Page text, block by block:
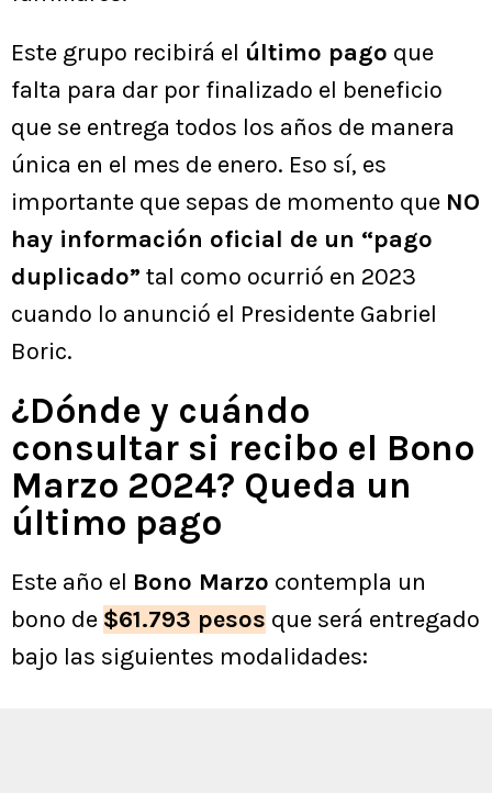
Este grupo recibirá el último pago que
falta para dar por finalizado el beneficio
que se entrega todos los años de manera
única en el mes de enero. Eso sí, es
importante que sepas de momento que NO
hay información oficial de un “pago
duplicado” tal como ocurrió en 2023
cuando lo anunció el Presidente Gabriel
Boric.
¿Dónde y cuándo
consultar si recibo el Bono
Marzo 2024? Queda un
último pago
Este año el Bono Marzo contempla un
bono de $61.793 pesos que será entregado
bajo las siguientes modalidades: